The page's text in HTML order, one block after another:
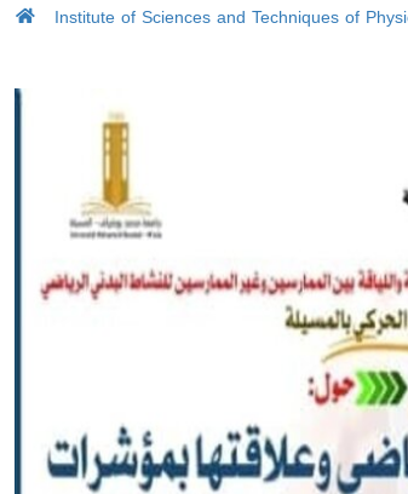
Institute of Sciences and Techniques of